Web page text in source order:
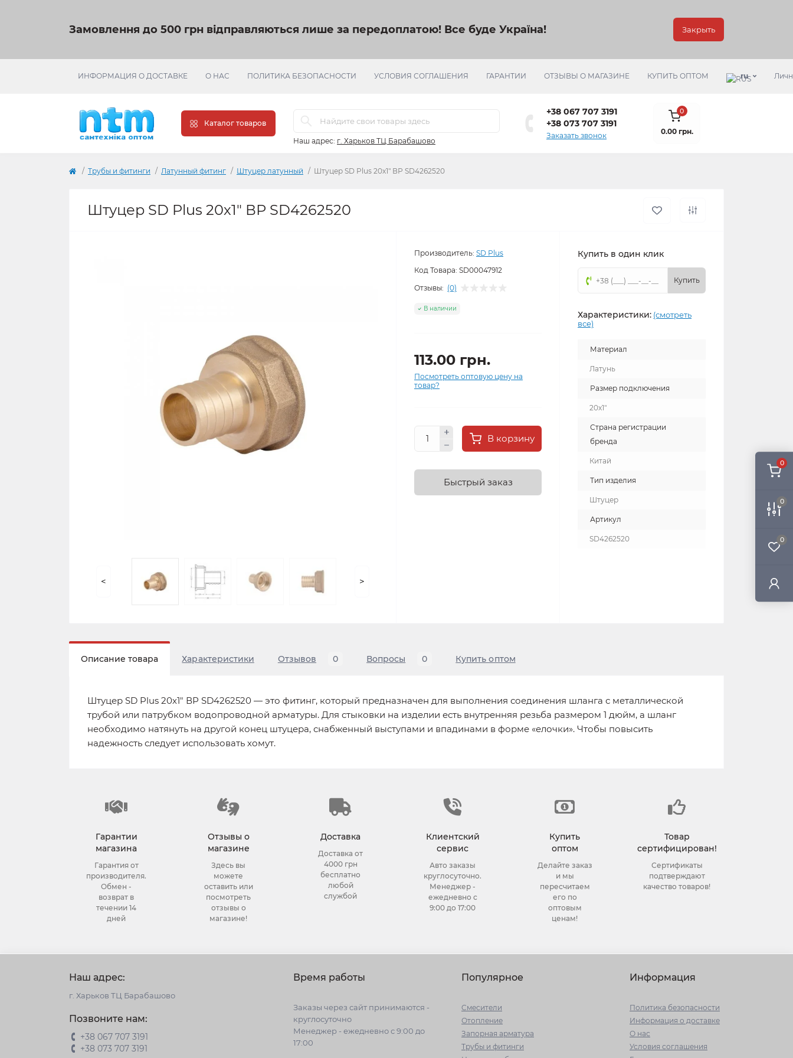
0
0
0
Замовлення до 500 грн відправляються лише за передоплатою! Все буде Україна! Закрыть
ИНФОРМАЦИЯ О ДОСТАВКЕ О НАС ПОЛИТИКА БЕЗОПАСНОСТИ УСЛОВИЯ СОГЛАШЕНИЯ ГАРАНТИИ ОТЗЫВЫ О МАГАЗИНЕ КУПИТЬ ОПТОМ ru
Каталог товаров
Наш адрес: г. Харьков ТЦ Барабашово
+38 067 707 3191
+38 073 707 3191
Заказать звонок
0
0.00 грн.
Трубы и фитинги Латунный фитинг Штуцер латунный Штуцер SD Plus 20х1" ВР SD4262520
Штуцер SD Plus 20х1" ВР SD4262520
< >
Производитель: SD Plus
Код Товара: SD00047912
Отзывы: (0)
В наличии
113.00 грн.
Посмотреть оптовую цену на
товар?
В корзину
Быстрый заказ
Купить в один клик
Купить
Характеристики: (смотреть
все)
Материал
Латунь
Размер подключения
20x1"
Страна регистрации
бренда
Китай
Тип изделия
Штуцер
Артикул
SD4262520
Описание товара Характеристики Отзывов 0 Вопросы 0 Купить оптом
Штуцер SD Plus 20х1" ВР SD4262520 — это фитинг, который предназначен для выполнения соединения шланга с металлической
трубой или патрубком водопроводной арматуры. Для стыковки на изделии есть внутренняя резьба размером 1 дюйм, а шланг
необходимо натянуть на другой конец штуцера, снабженный выступами и впадинами в форме «елочки». Чтобы повысить
надежность следует использовать хомут.
Гарантии
магазина
Гарантия от
производителя.
Обмен -
возврат в
течении 14
дней
Отзывы о
магазине
Здесь вы
можете
оставить или
посмотреть
отзывы о
магазине!
Доставка
Доставка от
4000 грн
бесплатно
любой
службой
Клиентский
сервис
Авто заказы
круглосуточно.
Менеджер -
ежедневно с
9:00 до 17:00
Купить
оптом
Делайте заказ
и мы
пересчитаем
его по
оптовым
ценам!
Товар
сертифицирован!
Сертификаты
подтверждают
качество товаров!
Наш адрес:
г. Харьков ТЦ Барабашово
Позвоните нам:
+38 067 707 3191
+38 073 707 3191
Время работы
Заказы через сайт принимаются -
круглосуточно
Менеджер - ежедневно с 9:00 до
17:00
Популярное
Cмесители
Отопление
Запорная арматура
Трубы и фитинги
Информация
Политика безопасности
Информация о доставке
О нас
Условия соглашения